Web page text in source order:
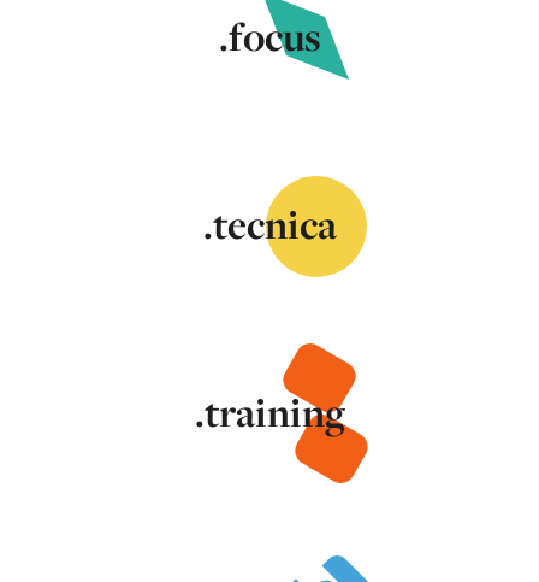
.focus
.tecnica
.training